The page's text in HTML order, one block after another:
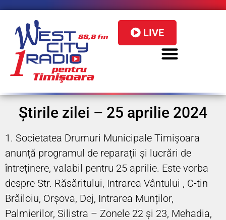
LIVE
Știrile zilei – 25 aprilie 2024
1. Societatea Drumuri Municipale Timișoara
anunță programul de reparații și lucrări de
întreținere, valabil pentru 25 aprilie. Este vorba
despre Str. Răsăritului, Intrarea Vântului , C-tin
Brăiloiu, Orșova, Dej, Intrarea Munților,
Palmierilor, Silistra – Zonele 22 și 23, Mehadia,